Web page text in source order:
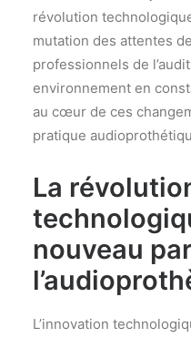
révolution
mutation des attentes
professionnels de
environnement en
au cœur de ces
pratique
La
nouveau
L’innovation